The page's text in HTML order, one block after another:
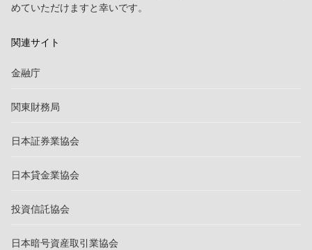
めていただけますと幸いです。
関連サイト
金融庁
関東財務局
日本証券業協会
日本貸金業協会
投資信託協会
日本暗号資産取引業協会